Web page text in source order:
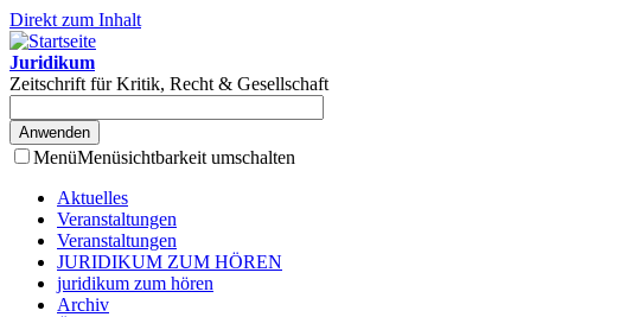
Direkt zum Inhalt
Juridikum
Zeitschrift für Kritik, Recht & Gesellschaft
MenüMenüsichtbarkeit umschalten
Aktuelles
Veranstaltungen
Veranstaltungen
JURIDIKUM ZUM HÖREN
juridikum zum hören
Archiv